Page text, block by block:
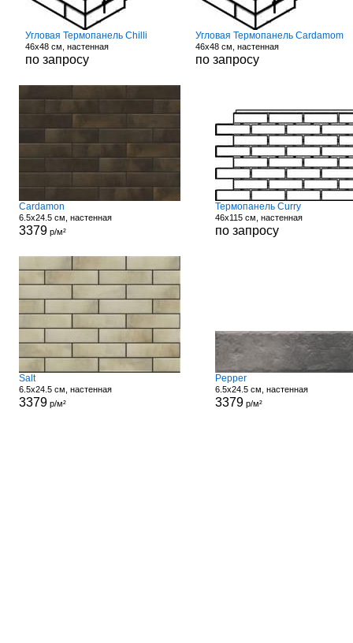
Угловая Термопанель Chilli
46x48 см, настенная
по запросу
Угловая Термопанель Cardamom
46x48 см, настенная
по запросу
Cardamon
6.5x24.5 см, настенная
3379р/м²
Термопанель Curry
46x115 см, настенная
по запросу
Salt
6.5x24.5 см, настенная
3379р/м²
Pepper
6.5x24.5 см, настенная
3379р/м²